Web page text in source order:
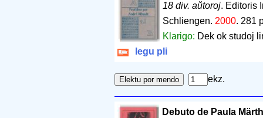
18 div. aŭtoroj. Editoris
Schliengen. 2000. 281
Klarigo: Dek ok studoj
legu pli
ekz.
Debuto de Paula